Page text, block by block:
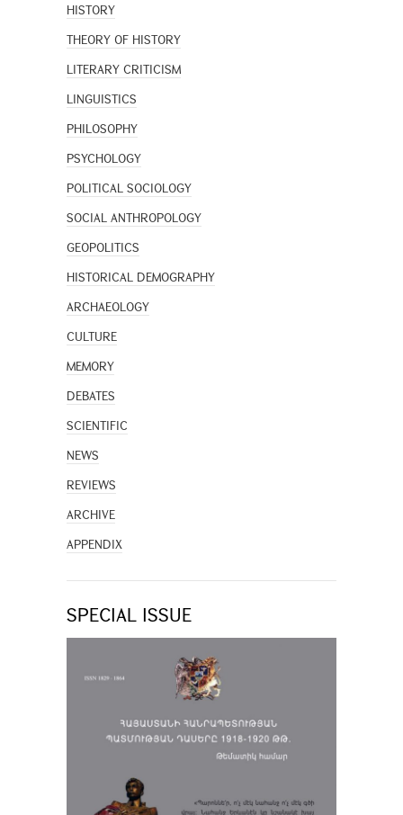
HISTORY
THEORY OF HISTORY
LITERARY CRITICISM
LINGUISTICS
PHILOSOPHY
PSYCHOLOGY
POLITICAL SOCIOLOGY
SOCIAL ANTHROPOLOGY
GEOPOLITICS
HISTORICAL DEMOGRAPHY
ARCHAEOLOGY
CULTURE
MEMORY
DEBATES
SCIENTIFIC
NEWS
REVIEWS
ARCHIVE
APPENDIX
SPECIAL ISSUE